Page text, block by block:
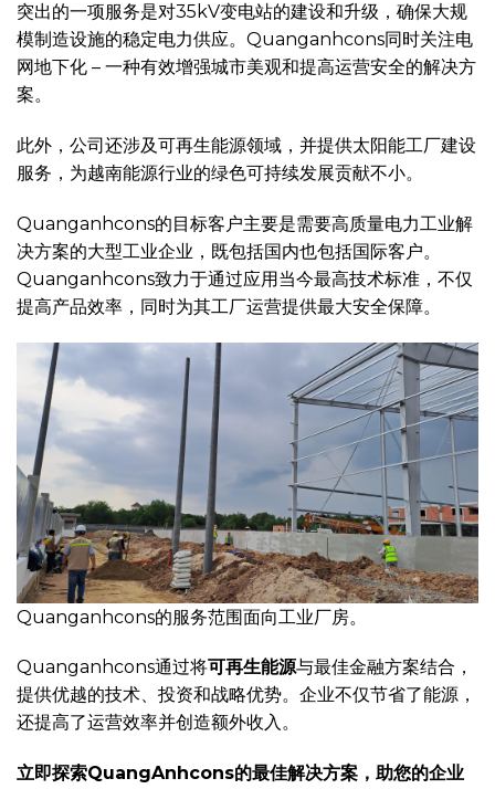
突出的一项服务是对35kV变电站的建设和升级，确保大规
模制造设施的稳定电力供应。Quanganhcons同时关注电
网地下化 – 一种有效增强城市美观和提高运营安全的解决方
案。
此外，公司还涉及可再生能源领域，并提供太阳能工厂建设
服务，为越南能源行业的绿色可持续发展贡献不小。
Quanganhcons的目标客户主要是需要高质量电力工业解
决方案的大型工业企业，既包括国内也包括国际客户。
Quanganhcons致力于通过应用当今最高技术标准，不仅
提高产品效率，同时为其工厂运营提供最大安全保障。
Quanganhcons的服务范围面向工业厂房。
Quanganhcons通过将可再生能源与最佳金融方案结合，
提供优越的技术、投资和战略优势。企业不仅节省了能源，
还提高了运营效率并创造额外收入。
立即探索QuangAnhcons的最佳解决方案，助您的企业